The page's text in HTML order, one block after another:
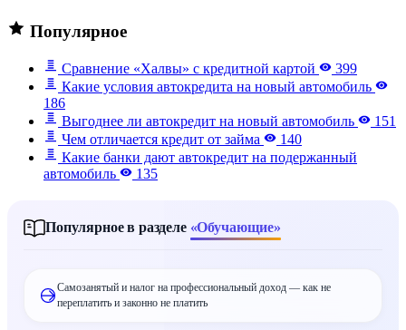
Популярное
Сравнение «Халвы» с кредитной картой
399
Какие условия автокредита на новый автомобиль
186
Выгоднее ли автокредит на новый автомобиль
151
Чем отличается кредит от займа
140
Какие банки дают автокредит на подержанный
автомобиль
135
Популярное в разделе «Обучающие»
Самозанятый и налог на профессиональный доход — как не
переплатить и законно не платить